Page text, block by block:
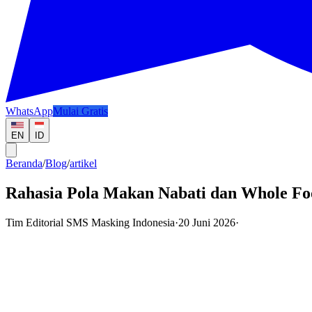
WhatsAppMulai Gratis
EN ID
Beranda/Blog/artikel
Rahasia Pola Makan Nabati dan Whole
Tim Editorial SMS Masking Indonesia·20 Juni 2026·